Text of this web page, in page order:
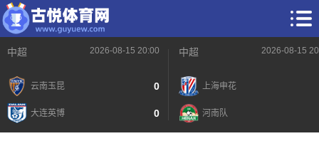
中超 2026-08-15 20:00
云南玉昆 0
大连英博 0
中超 2026-08-15
上海申花
河南队